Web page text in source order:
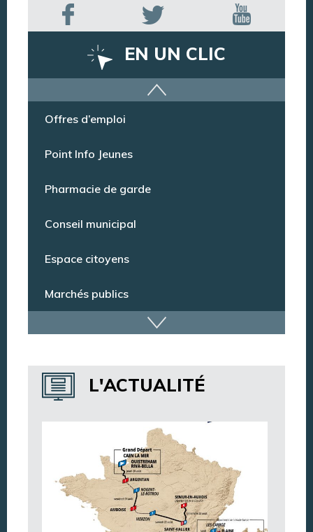
EN UN CLIC
Offres d’emploi
Point Info Jeunes
Pharmacie de garde
Conseil municipal
Espace citoyens
Marchés publics
Dispositif de vidéoprotection
Annuaire des services
Annuaire des associations
Argentan Aujourd’hui
L'ACTUALITÉ